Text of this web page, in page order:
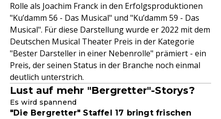
Rolle als Joachim Franck in den Erfolgsproduktionen
"Ku’damm 56 - Das Musical" und "Ku’damm 59 - Das
Musical". Für diese Darstellung wurde er 2022 mit dem
Deutschen Musical Theater Preis in der Kategorie
"Bester Darsteller in einer Nebenrolle" prämiert - ein
Preis, der seinen Status in der Branche noch einmal
deutlich unterstrich.
Lust auf mehr "Bergretter"-Storys?
Es wird spannend
"Die Bergretter" Staffel 17 bringt frischen